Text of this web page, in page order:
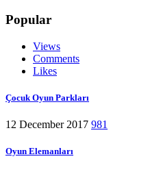
Popular
Views
Comments
Likes
Çocuk Oyun Parkları
12 December 2017 981
Oyun Elemanları